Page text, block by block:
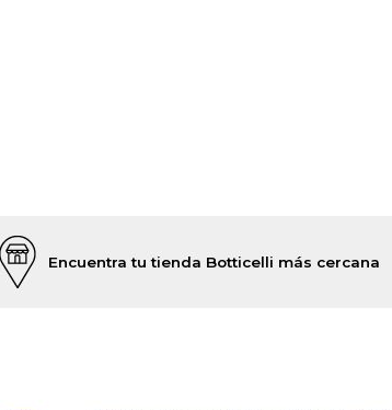
Encuentra tu tienda Botticelli más cercana